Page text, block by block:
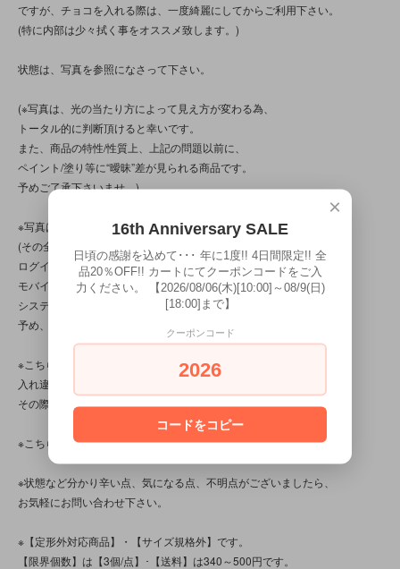
ですが、チョコを入れる際は、一度綺麗にしてからご利用下さい。
(特に内部は少々拭く事をオススメ致します。)
状態は、写真を参照になさって下さい。
(※写真は、光の当たり方によって見え方が変わる為、
トータル的に判断頂けると幸いです。
また、商品の特性/性質上、上記の問題以前に、
ペイント/塗り等に“曖昧”差が見られる商品です。
予めご了承下さいませ。)
※写真は全４枚分ございます。
(その全てを見るには、ＰＣかスマートフォンから
ログインして下さい。
モバイルショップから見た場合(いわゆるガラケー)、
システム上の問題で、３枚以上は確認出来ません。
予め、ご了承下さいませ。)
※こちらの商品は店頭でも販売しています。
入れ違いで完売してしまう場合がございます。
その際はご容赦下さいませ。
※こちらの商品は、中古品・ヴィンテージです。
※状態など分かり辛い点、気になる点、不明点がございましたら、
お気軽にお問い合わせ下さい。
※【定形外対応商品】・【サイズ規格外】です。
【限界個数】は【3個/点】･【送料】は340～500円です。
×
16th Anniversary SALE
日頃の感謝を込めて･･･ 年に1度!! 4日間限定!! 全
品20％OFF!! カートにてクーポンコードをご入
力ください。 【2026/08/06(木)[10:00]～08/9(日)
[18:00]まで】
クーポンコード
2026
コードをコピー